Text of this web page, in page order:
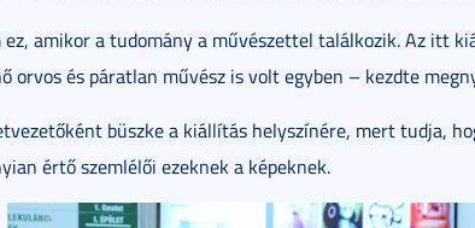
ez, amikor a tudomány a művészettel találkozik. Az itt
orvos és páratlan művész is volt egyben – kezdte
büszke a kiállítás helyszínére, mert tudja,
értő szemlélői ezeknek a képeknek.